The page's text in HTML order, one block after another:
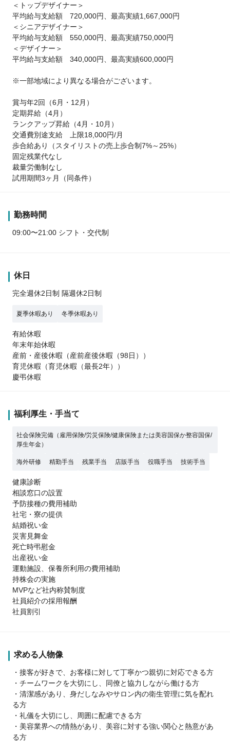
＜トップデザイナー＞
平均給与支給額 720,000円、最高実績1,667,000円
＜シニアデザイナー＞
平均給与支給額 550,000円、最高実績750,000円
＜デザイナー＞
平均給与支給額 340,000円、最高実績600,000円
※一部地域により異なる場合がございます。
賞与年2回（6月・12月）
定期昇給（4月）
ランクアップ昇給（4月・10月）
交通費別途支給 上限18,000円/月
歩合給あり（スタイリストの売上歩合制7%～25%）
固定残業代なし
裁量労働制なし
試用期間3ヶ月（同条件）
勤務時間
09:00〜21:00 シフト・交代制
休日
完全週休2日制 隔週休2日制
夏季休暇あり 冬季休暇あり
有給休暇
年末年始休暇
産前・産後休暇（産前産後休暇（98日））
育児休暇（育児休暇（最長2年））
慶弔休暇
福利厚生・手当て
社会保険完備（雇用保険/労災保険/健康保険または美容国保か整容国保/
厚生年金）
海外研修 精勤手当 残業手当 店販手当 役職手当 技術手当
健康診断
相談窓口の設置
予防接種の費用補助
社宅・寮の提供
結婚祝い金
災害見舞金
死亡時弔慰金
出産祝い金
運動施設、保養所利用の費用補助
持株会の実施
MVPなど社内称賛制度
社員紹介の採用報酬
社員割引
求める人物像
・接客が好きで、お客様に対して丁寧かつ親切に対応できる方
・チームワークを大切にし、同僚と協力しながら働ける方
・清潔感があり、身だしなみやサロン内の衛生管理に気を配れ
る方
・礼儀を大切にし、周囲に配慮できる方
・美容業界への情熱があり、美容に対する強い関心と熱意があ
る方